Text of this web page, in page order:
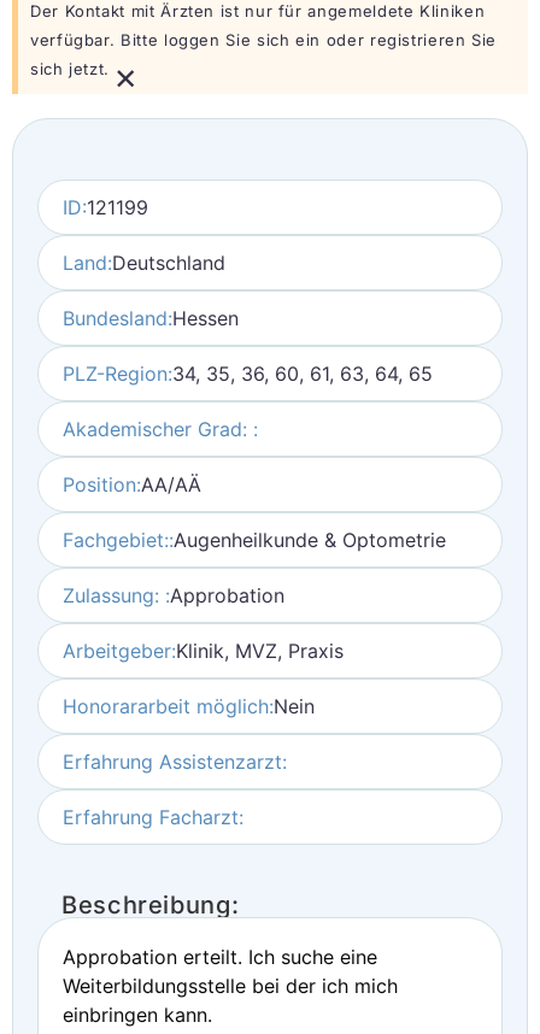
Der Kontakt mit Ärzten ist nur für angemeldete Kliniken
verfügbar. Bitte loggen Sie sich ein oder registrieren Sie
sich jetzt. ×
ID:121199
Land:Deutschland
Bundesland:Hessen
PLZ-Region:34, 35, 36, 60, 61, 63, 64, 65
Akademischer Grad: :
Position:AA/AÄ
Fachgebiet::Augenheilkunde & Optometrie
Zulassung: :Approbation
Arbeitgeber:Klinik, MVZ, Praxis
Honorararbeit möglich:Nein
Erfahrung Assistenzarzt:
Erfahrung Facharzt:
Beschreibung:
Approbation erteilt. Ich suche eine
Weiterbildungsstelle bei der ich mich
einbringen kann.